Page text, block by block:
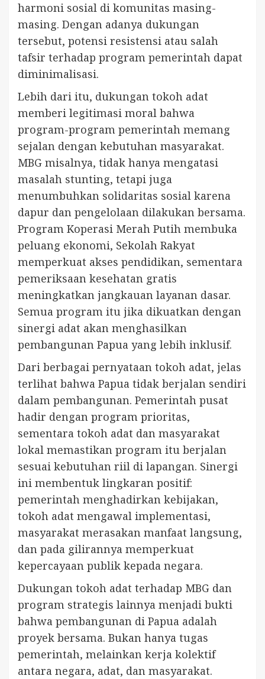
harmoni sosial di komunitas masing-
masing. Dengan adanya dukungan
tersebut, potensi resistensi atau salah
tafsir terhadap program pemerintah dapat
diminimalisasi.
Lebih dari itu, dukungan tokoh adat
memberi legitimasi moral bahwa
program-program pemerintah memang
sejalan dengan kebutuhan masyarakat.
MBG misalnya, tidak hanya mengatasi
masalah stunting, tetapi juga
menumbuhkan solidaritas sosial karena
dapur dan pengelolaan dilakukan bersama.
Program Koperasi Merah Putih membuka
peluang ekonomi, Sekolah Rakyat
memperkuat akses pendidikan, sementara
pemeriksaan kesehatan gratis
meningkatkan jangkauan layanan dasar.
Semua program itu jika dikuatkan dengan
sinergi adat akan menghasilkan
pembangunan Papua yang lebih inklusif.
Dari berbagai pernyataan tokoh adat, jelas
terlihat bahwa Papua tidak berjalan sendiri
dalam pembangunan. Pemerintah pusat
hadir dengan program prioritas,
sementara tokoh adat dan masyarakat
lokal memastikan program itu berjalan
sesuai kebutuhan riil di lapangan. Sinergi
ini membentuk lingkaran positif:
pemerintah menghadirkan kebijakan,
tokoh adat mengawal implementasi,
masyarakat merasakan manfaat langsung,
dan pada gilirannya memperkuat
kepercayaan publik kepada negara.
Dukungan tokoh adat terhadap MBG dan
program strategis lainnya menjadi bukti
bahwa pembangunan di Papua adalah
proyek bersama. Bukan hanya tugas
pemerintah, melainkan kerja kolektif
antara negara, adat, dan masyarakat.